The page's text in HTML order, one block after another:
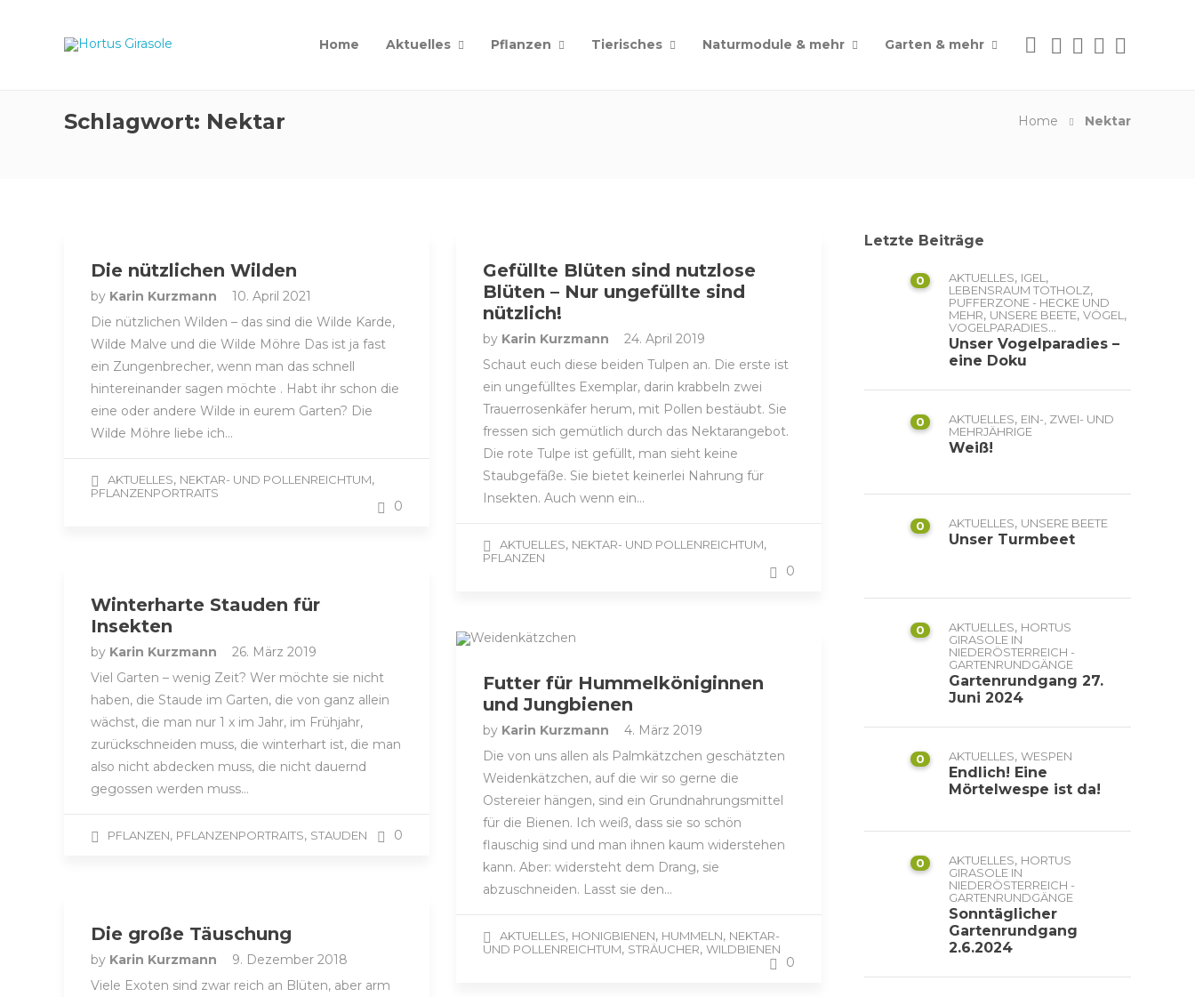
Home Aktuelles Pflanzen Tierisches Naturmodule & mehr Garten & mehr
Schlagwort: Nektar Home Nektar
Die nützlichen Wilden
by Karin Kurzmann
10. April 2021
Die nützlichen Wilden – das sind die Wilde Karde,
Wilde Malve und die Wilde Möhre Das ist ja fast
ein Zungenbrecher, wenn man das schnell
hintereinander sagen möchte . Habt ihr schon die
eine oder andere Wilde in eurem Garten? Die
Wilde Möhre liebe ich…
AKTUELLES, NEKTAR- UND POLLENREICHTUM,
PFLANZENPORTRAITS
0
Gefüllte Blüten sind nutzlose
Blüten – Nur ungefüllte sind
nützlich!
by Karin Kurzmann
24. April 2019
Schaut euch diese beiden Tulpen an. Die erste ist
ein ungefülltes Exemplar, darin krabbeln zwei
Trauerrosenkäfer herum, mit Pollen bestäubt. Sie
fressen sich gemütlich durch das Nektarangebot.
Die rote Tulpe ist gefüllt, man sieht keine
Staubgefäße. Sie bietet keinerlei Nahrung für
Insekten. Auch wenn ein…
AKTUELLES, NEKTAR- UND POLLENREICHTUM,
PFLANZEN
0
Winterharte Stauden für
Insekten
by Karin Kurzmann
26. März 2019
Viel Garten – wenig Zeit? Wer möchte sie nicht
haben, die Staude im Garten, die von ganz allein
wächst, die man nur 1 x im Jahr, im Frühjahr,
zurückschneiden muss, die winterhart ist, die man
also nicht abdecken muss, die nicht dauernd
gegossen werden muss…
PFLANZEN, PFLANZENPORTRAITS, STAUDEN 0
Futter für Hummelköniginnen
und Jungbienen
by Karin Kurzmann
4. März 2019
Die von uns allen als Palmkätzchen geschätzten
Weidenkätzchen, auf die wir so gerne die
Ostereier hängen, sind ein Grundnahrungsmittel
für die Bienen. Ich weiß, dass sie so schön
flauschig sind und man ihnen kaum widerstehen
kann. Aber: widersteht dem Drang, sie
abzuschneiden. Lasst sie den…
AKTUELLES, HONIGBIENEN, HUMMELN, NEKTAR-
UND POLLENREICHTUM, STRÄUCHER, WILDBIENEN
0
Die große Täuschung
by Karin Kurzmann
9. Dezember 2018
Viele Exoten sind zwar reich an Blüten, aber arm
Letzte Beiträge
0 AKTUELLES, IGEL ,
LEBENSRAUM TOTHOLZ,
PUFFERZONE - HECKE UND
MEHR, UNSERE BEETE, VÖGEL ,
VOGELPARADIES...
Unser Vogelparadies –
eine Doku
0 AKTUELLES, EIN-, ZWEI- UND
MEHRJÄHRIGE
Weiß!
0 AKTUELLES, UNSERE BEETE
Unser Turmbeet
0 AKTUELLES, HORTUS
GIRASOLE IN
NIEDERÖSTERREICH -
GARTENRUNDGÄNGE
Gartenrundgang 27.
Juni 2024
0 AKTUELLES, WESPEN
Endlich! Eine
Mörtelwespe ist da!
0 AKTUELLES, HORTUS
GIRASOLE IN
NIEDERÖSTERREICH -
GARTENRUNDGÄNGE
Sonntäglicher
Gartenrundgang
2.6.2024